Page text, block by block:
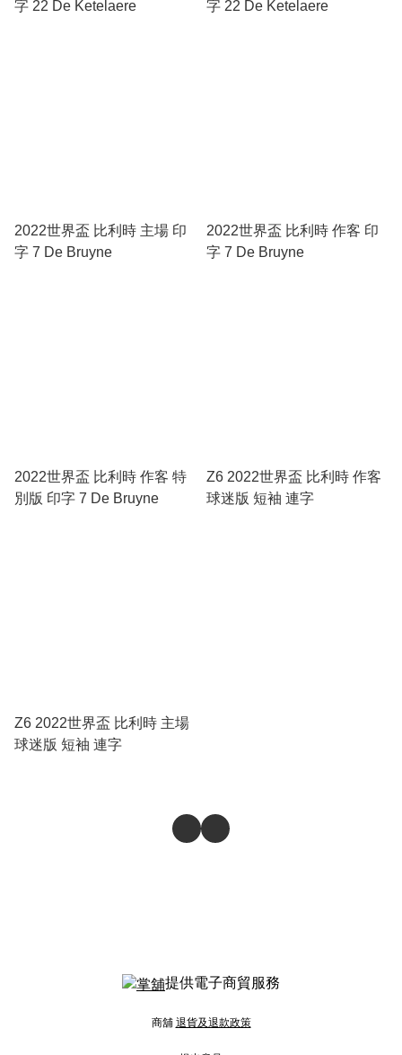
字 22 De Ketelaere
字 22 De Ketelaere
2022世界盃 比利時 主場 印
字 7 De Bruyne
2022世界盃 比利時 作客 印
字 7 De Bruyne
2022世界盃 比利時 作客 特
別版 印字 7 De Bruyne
Z6 2022世界盃 比利時 作客
球迷版 短袖 連字
Z6 2022世界盃 比利時 主場
球迷版 短袖 連字
提供電子商貿服務
商舖 退貨及退款政策